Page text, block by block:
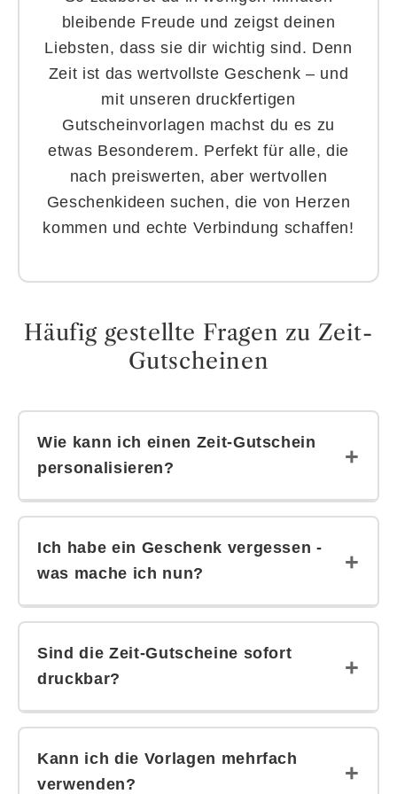
bleibende Freude und zeigst deinen
Liebsten, dass sie dir wichtig sind. Denn
Zeit ist das wertvollste Geschenk – und
mit unseren druckfertigen
Gutscheinvorlagen machst du es zu
etwas Besonderem. Perfekt für alle, die
nach preiswerten, aber wertvollen
Geschenkideen suchen, die von Herzen
kommen und echte Verbindung schaffen!
Häufig gestellte Fragen zu Zeit-
Gutscheinen
Wie kann ich einen Zeit-Gutschein
personalisieren?
Wähle deine Lieblingsvorlage aus, lade das PDF
Computer ein. So entsteht in wenigen Minuten ein
individueller Zeit-Gutschein – ganz ohne
Grafikkenntnisse.
Ich habe ein Geschenk vergessen -
was mache ich nun?
Ganz ehrlich? Du entspannst dich, machst dir
personalisiertes Last Minute Geschenk aus.
Nach deiner Bestellung lädst du den Gutschein
personalisieren. Jetzt noch ausdrucken,
ausschneiden und fertig ist ein charmantes &
Sind die Zeit-Gutscheine sofort
druckbar?
Ja, alle Gutscheinvorlagen sind als PDF sofort
spontane Überraschungen!
Kann ich die Vorlagen mehrfach
verwenden?